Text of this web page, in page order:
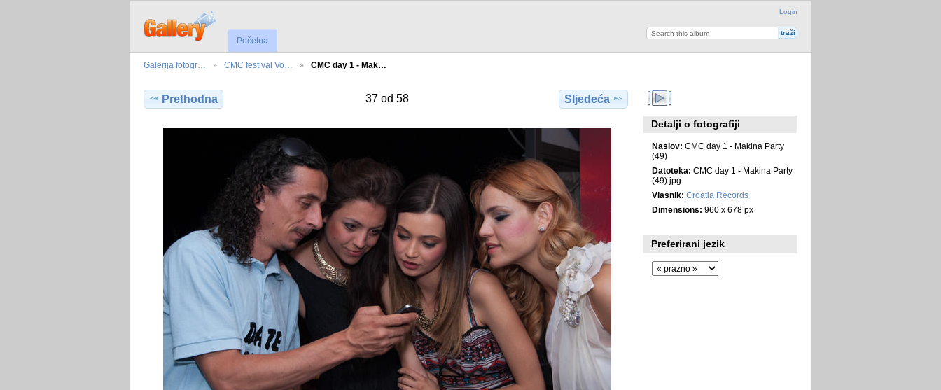
Login
Početna
Galerija fotogr… CMC festival Vo… CMC day 1 - Mak…
Prethodna 37 od 58 Sljedeća
Detalji o fotografiji
Naslov: CMC day 1 - Makina Party
(49)
Datoteka: CMC day 1 - Makina Party
(49).jpg
Vlasnik: Croatia Records
Dimensions: 960 x 678 px
Preferirani jezik